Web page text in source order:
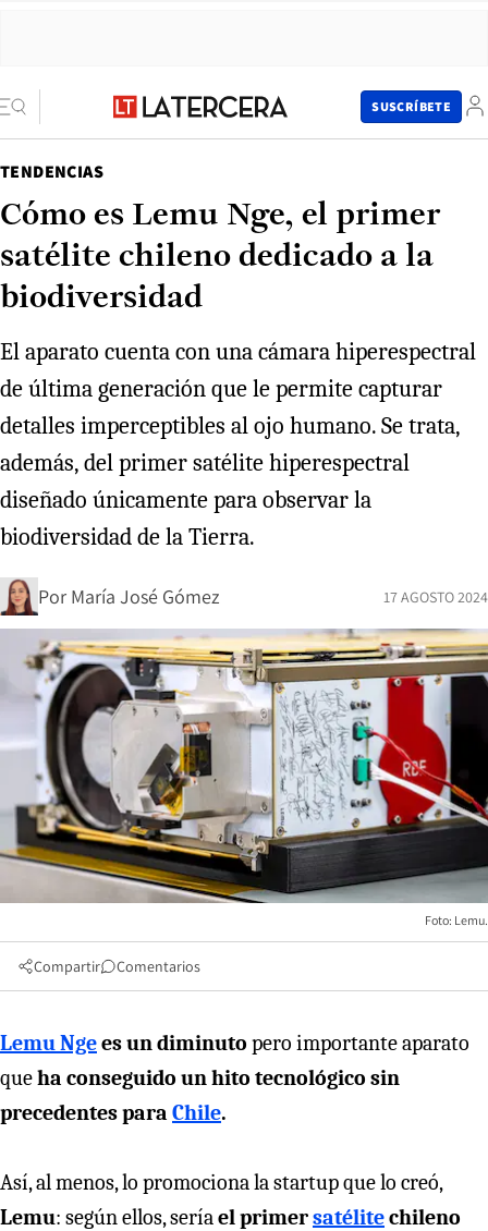
SUSCRÍBETE
TENDENCIAS
Cómo es Lemu Nge, el primer
satélite chileno dedicado a la
biodiversidad
El aparato cuenta con una cámara hiperespectral
de última generación que le permite capturar
detalles imperceptibles al ojo humano. Se trata,
además, del primer satélite hiperespectral
diseñado únicamente para observar la
biodiversidad de la Tierra.
Por María José Gómez 17 AGOSTO 2024
Foto: Lemu.
Compartir Comentarios
Lemu Ngees un diminuto pero importante aparato
queha conseguido un hito tecnológico sin
precedentes para Chile.
Así, al menos, lo promociona la startup que lo creó,
Lemu: según ellos, seríael primersatélitechileno